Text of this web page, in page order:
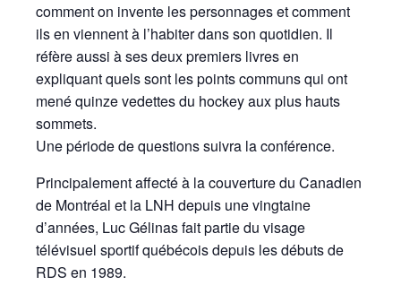
comment on invente les personnages et comment
ils en viennent à l’habiter dans son quotidien. Il
réfère aussi à ses deux premiers livres en
expliquant quels sont les points communs qui ont
mené quinze vedettes du hockey aux plus hauts
sommets.
Une période de questions suivra la conférence.
Principalement affecté à la couverture du Canadien
de Montréal et la LNH depuis une vingtaine
d’années, Luc Gélinas fait partie du visage
télévisuel sportif québécois depuis les débuts de
RDS en 1989.